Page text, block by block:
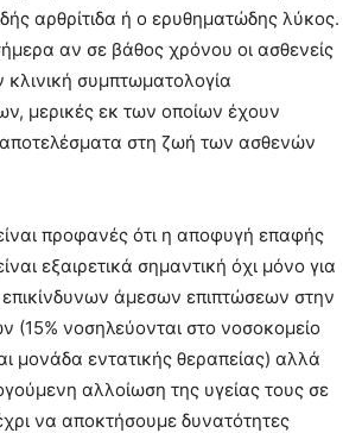
αρθρίτιδα ή ο ερυθηματώδης λύκος.
αν σε βάθος χρόνου οι ασθενείς
συμπτωματολογία
μερικές εκ των οποίων έχουν
στη ζωή των ασθενών
προφανές ότι η αποφυγή επαφής
εξαιρετικά σημαντική όχι μόνο για
άμεσων επιπτώσεων στην
(15% νοσηλεύονται στο νοσοκομείο
μονάδα εντατικής θεραπείας) αλλά
αλλοίωση της υγείας τους σε
να αποκτήσουμε δυνατότητες